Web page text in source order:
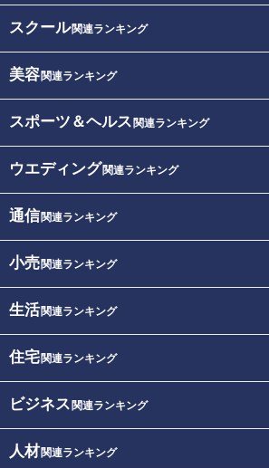
スクール関連ランキング
美容関連ランキング
スポーツ＆ヘルス 関連ランキング
ウエディング関連ランキング
通信関連ランキング
小売関連ランキング
生活関連ランキング
住宅関連ランキング
ビジネス 関連ランキング
人材関連ランキング